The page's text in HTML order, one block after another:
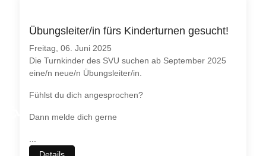
Übungsleiter/in fürs Kinderturnen gesucht!
Freitag, 06. Juni 2025
Die Turnkinder des SVU suchen ab September 2025
eine/n neue/n Übungsleiter/in.
Fühlst du dich angesprochen?
Dann melde dich gerne
...